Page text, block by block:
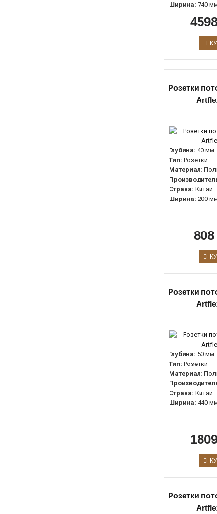
Ширина: 740
Розетки
Глубина: 40 мм
Тип: Розетки
Материал:
Страна: Китай
Ширина: 200
Розетки
Глубина: 50 мм
Тип: Розетки
Материал:
Страна: Китай
Ширина: 440
Розетки